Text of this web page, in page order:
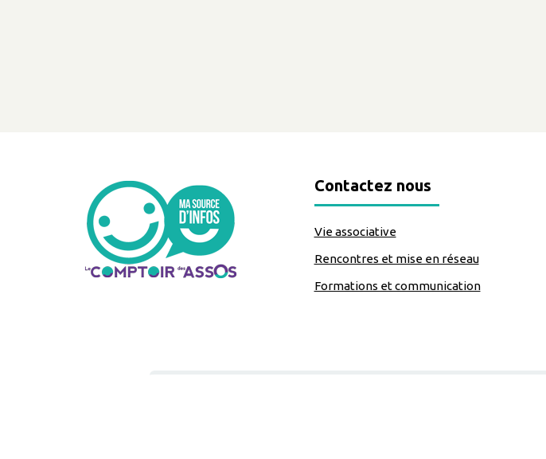
Contactez nous
Vie associative
Rencontres et mise en réseau
Formations et communication